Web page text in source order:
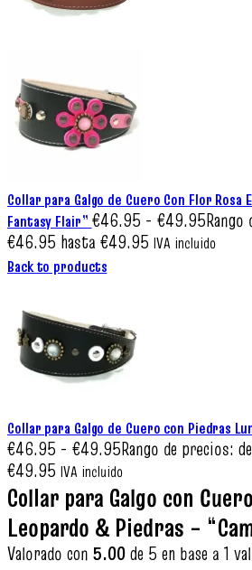
Collar para Galgo de Cuero Con Flor Rosa
Fantasy Flair” €46.95 - €49.95Rango
€46.95 hasta €49.95 IVA incluido
Back to products
Collar para Galgo de Cuero con Piedras
€46.95 - €49.95Rango de precios:
€49.95 IVA incluido
Collar para Galgo con
Leopardo & Piedras –
Valorado con 5.00de 5 en base a 1